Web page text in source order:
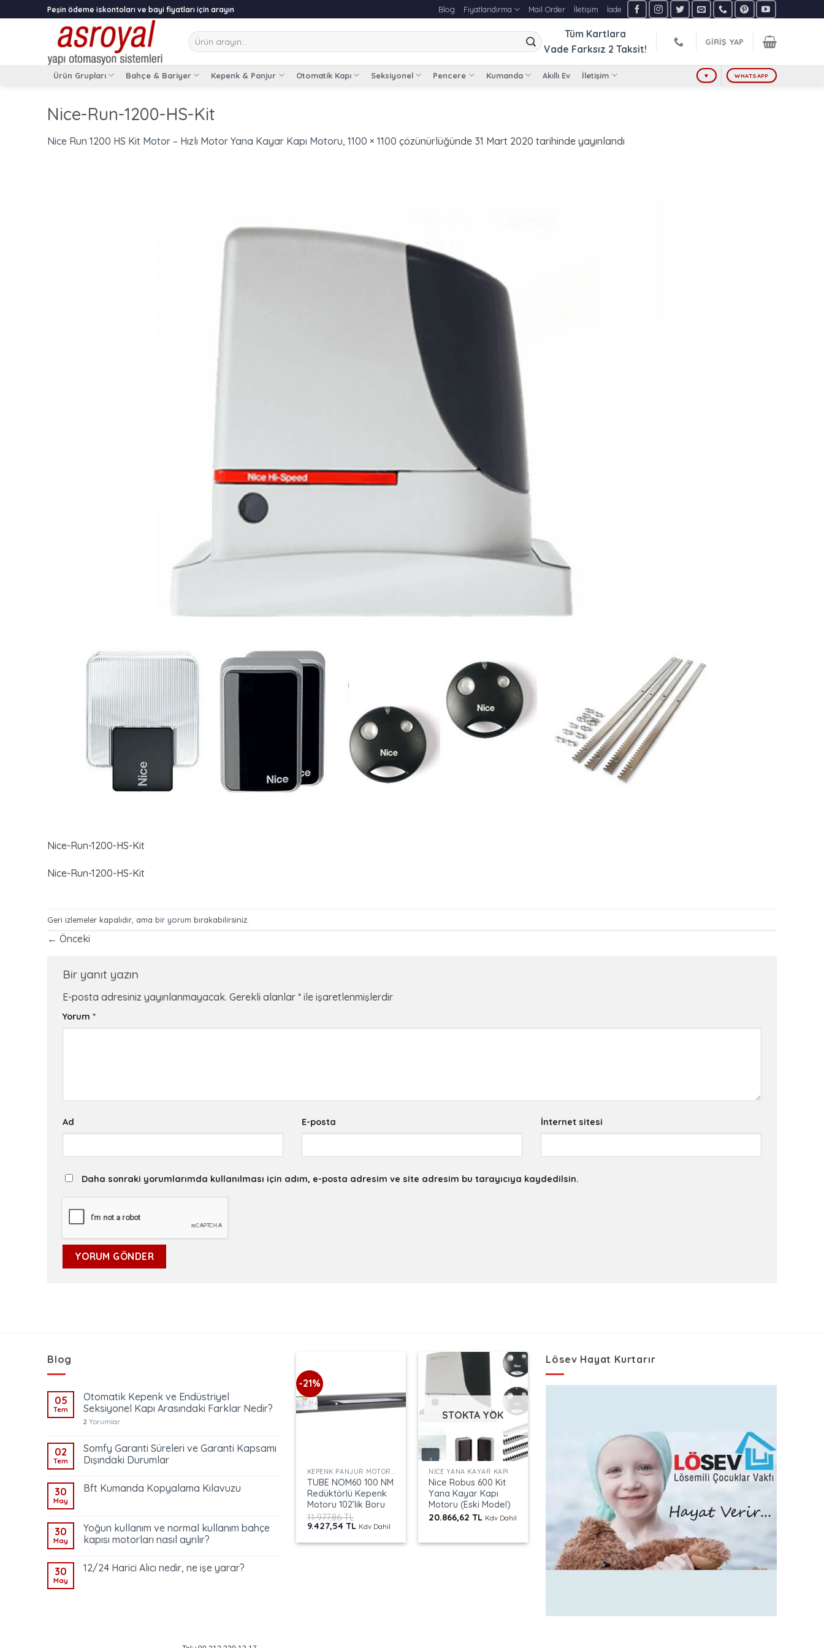
to
Peşin ödeme iskontoları ve bayi fiyatları için arayın Blog Fiyatlandırma Mail Order İletişim İade
Ara:
Tüm Kartlara
Vade Farksız 2 Taksit!
GIRIŞ YAP
Ürün Grupları Bahçe & Bariyer Kepenk & Panjur Otomatik Kapı Seksiyonel Pencere Kumanda Akıllı Ev İletişim ♥ WHATSAPP
Nice-Run-1200-HS-Kit
Nice Run 1200 HS Kit Motor – Hızlı Motor Yana Kayar Kapı Motoru, 1100 × 1100 çözünürlüğünde 31 Mart 2020 tarihinde yayınlandı
Nice-Run-1200-HS-Kit
Nice-Run-1200-HS-Kit
Geri izlemeler kapalıdır, ama bir yorum bırakabilirsiniz.
← Önceki
Bir yanıt yazın
E-posta adresiniz yayınlanmayacak. Gerekli alanlar * ile işaretlenmişlerdir
Yorum *
Ad E-posta İnternet sitesi
Daha sonraki yorumlarımda kullanılması için adım, e-posta adresim ve site adresim bu tarayıcıya kaydedilsin.
Blog
05
Tem
Otomatik Kepenk ve Endüstriyel
Seksiyonel Kapı Arasındaki Farklar Nedir?
2 Yorumlar
02
Tem
Somfy Garanti Süreleri ve Garanti Kapsamı
Dışındaki Durumlar
30
May
Bft Kumanda Kopyalama Kılavuzu
30
May
Yoğun kullanım ve normal kullanım bahçe
kapısı motorları nasıl ayrılır?
30
May
12/24 Harici Alıcı nedir, ne işe yarar?
-21%
KEPENK PANJUR MOTORLARI
TUBE NOM60 100 NM
Redüktörlü Kepenk
Motoru 102’lik Boru
11.977,86TL
Orijinal
11.977,86 TL.
9.427,54 TLŞu
fiyat:
Kdv Dahil
+
STOKTA YOK
NICE YANA KAYAR KAPI
Nice Robus 600 Kit
Yana Kayar Kapı
Motoru (Eski Model)
20.866,62TL Kdv Dahil
Lösev Hayat Kurtarır